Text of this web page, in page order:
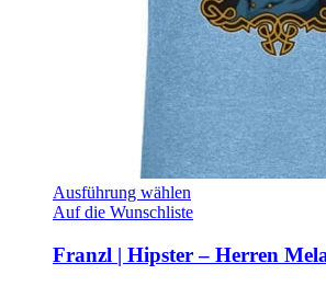
Ausführung wählen
Auf die Wunschliste
Franzl | Hipster – Herren